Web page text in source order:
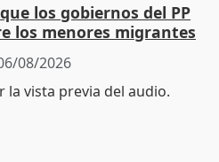
los gobiernos del PP
los menores migrantes
08/2026